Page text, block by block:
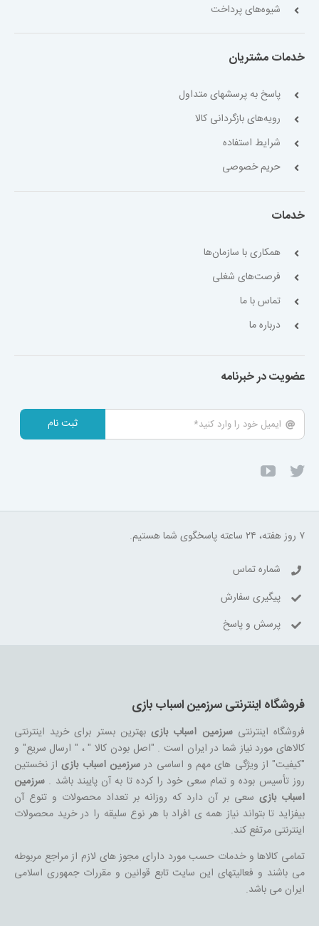
شیوه‌های پرداخت
خدمات مشتریان
پاسخ به پرسشهای متداول
رویه‌های بازگردانی کالا
شرایط استفاده
حریم خصوصی
خدمات
همکاری با سازمان‌ها
فرصت‌های شغلی
تماس با ما
درباره ما
عضویت در خبرنامه
ثبت نام
۷ روز هفته، ۲۴ ساعته پاسخگوی شما هستیم.
شماره تماس
پیگیری سفارش
پرسش و پاسخ
فروشگاه اینترنتی سرزمین اسباب بازی
فروشگاه اینترنتیسرزمین اسباب بازیبهترین بستر برای خرید اینترنتی
کالاهای مورد نیاز شما در ایران است . "اصل بودن کالا " ، " ارسال سریع" و
"کیفیت" از ویژگی های مهم و اساسی در سرزمین اسباب بازیاز نخستین
روز تأسیس بوده و تمام سعی خود را کرده تا به آن پایبند باشد .سرزمین
اسباب بازیسعی بر آن دارد که روزانه بر تعداد محصولات و تنوع آن
بیفزاید تا بتواند نیاز همه ی افراد با هر نوع سلیقه را در خرید محصولات
اینترنتی مرتفع کند.
تمامی کالاها و خدمات حسب مورد دارای مجوز های لازم از مراجع مربوطه
می باشند و فعالیتهای این سایت تابع قوانین و مقررات جمهوری اسلامی
ایران می باشد.